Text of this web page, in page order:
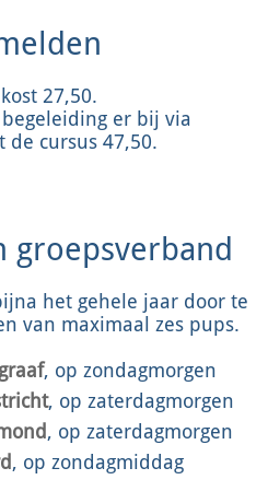
27,50.
er bij via
cursus 47,50.
groepsverband
het gehele jaar door te
van maximaal zes pups.
, op zondagmorgen
, op zaterdagmorgen
, op zaterdagmorgen
, op zondagmiddag